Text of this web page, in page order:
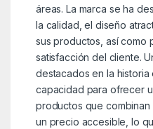
áreas. La marca se ha
la calidad, el diseño
sus productos, así como
satisfacción del cliente.
destacados en la historia
capacidad para ofrecer
productos que
un precio accesible, lo